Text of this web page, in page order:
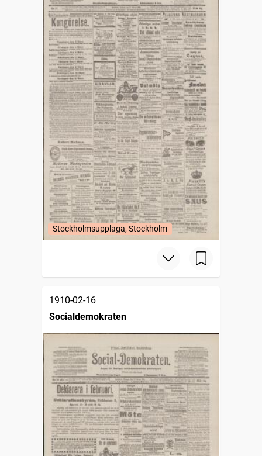
Stockholmsupplaga, Stockholm
1910-02-16
Socialdemokraten